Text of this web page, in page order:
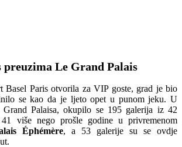
preuzima Le Grand Palais
Basel Paris otvorila za VIP goste, grad je bio
se kao da je ljeto opet u punom jeku. U
Grand Palaisa, okupilo se 195 galerija iz 42
više nego prošle godine u privremenom
Éphémère, a 53 galerije su se ovdje